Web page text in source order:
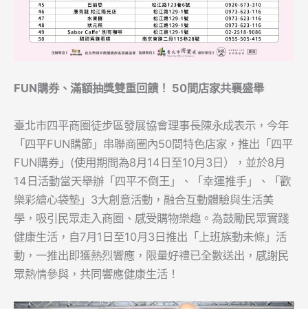
FUN購券、滿額抽獎雙重回饋！ 50間店家共襄盛舉
臺北市四平商圈徒步區發展協會理事長陳永成表示，今年
「四平FUN購節」串聯商圈內50間特色店家，推出「四平
FUN購券」(使用期間為8月14日至10月3日），並於8月
14日活動當天舉辦「四平不倒王」、「幸運推手」、「歡
樂彩繪心袋墊」3大創意活動，融合互動體驗與生活美
學，吸引民眾走入商圈、感受購物樂趣。為鼓勵民眾實踐
健康生活，自7月1日至10月3日推出「上班族動未條」活
動，一推出即獲熱烈響應，限量好禮已全數送出，感謝民
眾熱情參與，共同響應健康生活！